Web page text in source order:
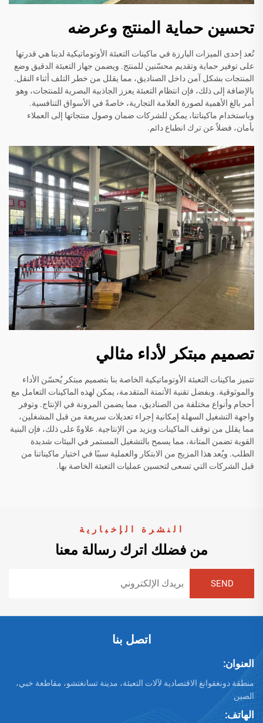
تحسين حماية المنتج وعرضه
تُعد إحدى الميزات البارزة في ماكينات التعبئة الأوتوماتيكية لدينا هي قدرتها
على توفير حماية وتقديم محسّنين للمنتج. ويضمن جهاز التعبئة الدقيق وضع
المنتجات بشكل آمن داخل الصناديق، مما يقلل من خطر التلف أثناء النقل.
بالإضافة إلى ذلك، فإن انتظام التعبئة يعزز الجاذبية البصرية للمنتجات، وهو
أمر بالغ الأهمية لصورة العلامة التجارية، خاصةً في الأسواق التنافسية.
وباستخدام ماكيناتنا، يمكن للشركات ضمان وصول منتجاتها إلى العملاء
بأمان، فضلاً عن ترك انطباع دائم.
تصميم مبتكر لأداء مثالي
تتميز ماكينات التعبئة الأوتوماتيكية الخاصة بنا بتصميم مبتكر يُحسّن الأداء
والموثوقية. وبفضل تقنية الأتمتة المتقدمة، يمكن لهذه الماكينات التعامل مع
أحجام وأنواع مختلفة من الصناديق، مما يضمن المرونة في الإنتاج. وتوفر
واجهة التشغيل السهلة إمكانية إجراء تعديلات سريعة من قبل المشغلين،
مما يقلل من توقف الماكينات ويزيد من الإنتاجية. علاوةً على ذلك، فإن البنية
القوية تضمن المتانة، مما يسمح بالتشغيل المستمر في البيئات شديدة
الطلب. ويُعد هذا المزيج من الابتكار والعملية سببًا في اختيار ماكيناتنا من
قبل الشركات التي تسعى لتحسين عمليات التعبئة الخاصة بها.
النشرة الإخبارية
من فضلك اترك رسالة معنا
اتصل بنا
العنوان:
منطقة دونغقوانغ الاقتصادية لآلات التعبئة، مدينة تسانغتشو، مقاطعة خبي،
الصين
الهاتف: